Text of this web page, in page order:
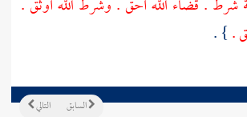
شرط . قضاء الله أحق . وشرط الله أوثق .
.
} .
التالي السابق